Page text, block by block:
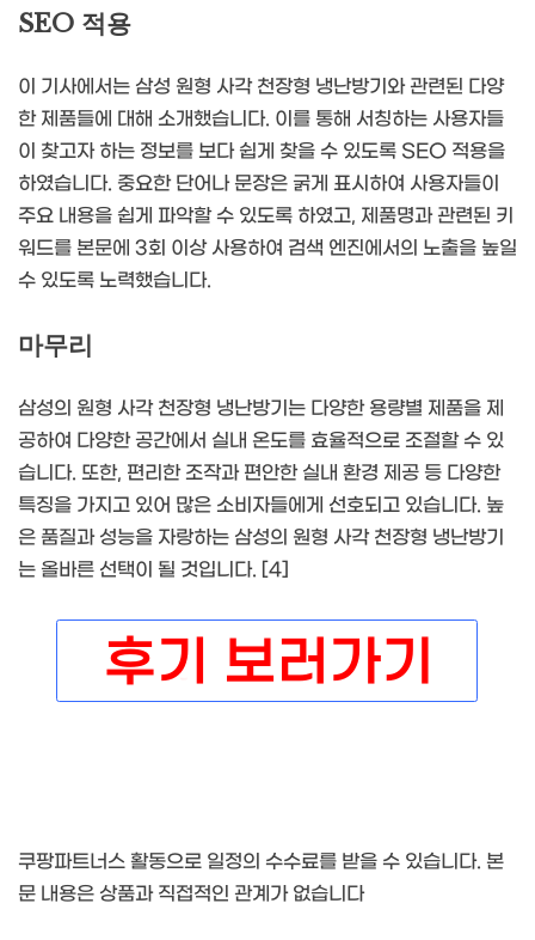
SEO 적용
이 기사에서는 삼성 원형 사각 천장형 냉난방기와 관련된 다양
한 제품들에 대해 소개했습니다. 이를 통해 서칭하는 사용자들
이 찾고자 하는 정보를 보다 쉽게 찾을 수 있도록 SEO 적용을
하였습니다. 중요한 단어나 문장은 굵게 표시하여 사용자들이
주요 내용을 쉽게 파악할 수 있도록 하였고, 제품명과 관련된 키
워드를 본문에 3회 이상 사용하여 검색 엔진에서의 노출을 높일
수 있도록 노력했습니다.
마무리
삼성의 원형 사각 천장형 냉난방기는 다양한 용량별 제품을 제
공하여 다양한 공간에서 실내 온도를 효율적으로 조절할 수 있
습니다. 또한, 편리한 조작과 편안한 실내 환경 제공 등 다양한
특징을 가지고 있어 많은 소비자들에게 선호되고 있습니다. 높
은 품질과 성능을 자랑하는 삼성의 원형 사각 천장형 냉난방기
는 올바른 선택이 될 것입니다. [4]
쿠팡파트너스 활동으로 일정의 수수료를 받을 수 있습니다. 본
문 내용은 상품과 직접적인 관계가 없습니다